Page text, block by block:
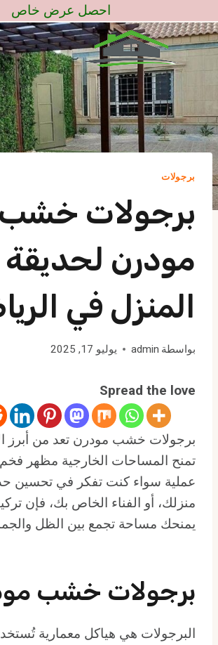
إلى
المحتوى
احصل عرض خاص
برجولات
برجولات خشب
مودرن لحديقة
المنزل في
بواسطة admin يوليو 17, 2025
Spread the love
برجولات خشب مودرن تعد من أبرز
تمنح المساحات الخارجية مظهر
عملية سواء كنت تفكر في تحسين
منزلك، أو الفناء الخاص بك، فإن
يمنحك مساحة تجمع بين الظل
برجولات خشب
البرجولات هي هياكل معمارية